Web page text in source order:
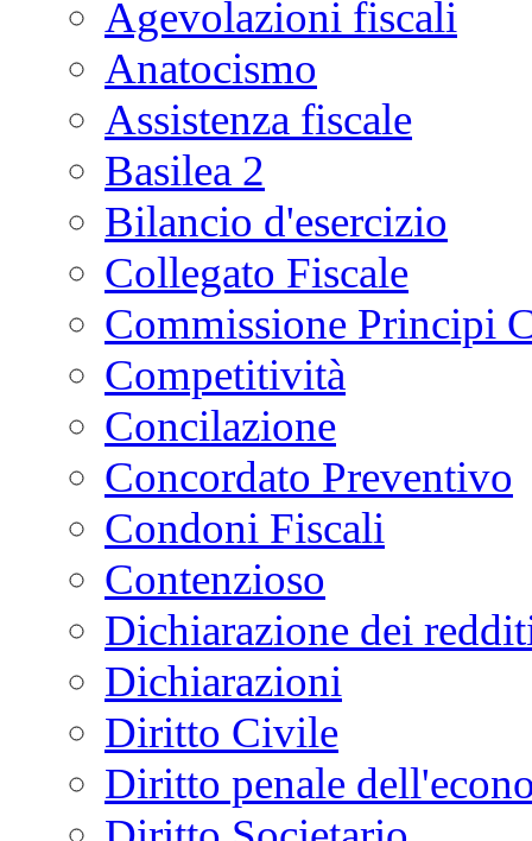
Agevolazioni fiscali
Anatocismo
Assistenza fiscale
Basilea 2
Bilancio d'esercizio
Collegato Fiscale
Commissione Principi
Competitività
Concilazione
Concordato Preventivo
Condoni Fiscali
Contenzioso
Dichiarazione dei
Dichiarazioni
Diritto Civile
Diritto penale